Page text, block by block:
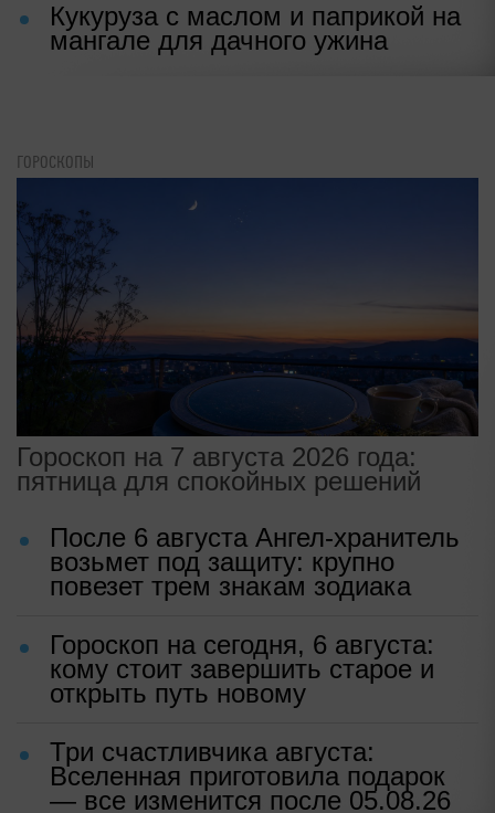
Кукуруза с маслом и паприкой на
мангале для дачного ужина
ГОРОСКОПЫ
Гороскоп на 7 августа 2026 года:
пятница для спокойных решений
После 6 августа Ангел-хранитель
возьмет под защиту: крупно
повезет трем знакам зодиака
Гороскоп на сегодня, 6 августа:
кому стоит завершить старое и
открыть путь новому
Три счастливчика августа:
Вселенная приготовила подарок
— все изменится после 05.08.26